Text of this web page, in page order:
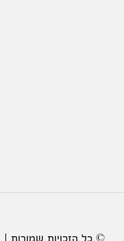
© כל הזכויות שמורות |